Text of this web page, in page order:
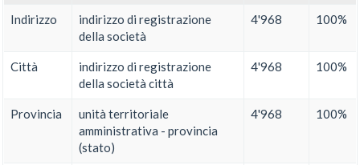
Indirizzo
indirizzo di registrazione
della società
4'968 100%
Città
indirizzo di registrazione
della società città
4'968 100%
Provincia
unità territoriale
amministrativa - provincia
(stato)
4'968 100%